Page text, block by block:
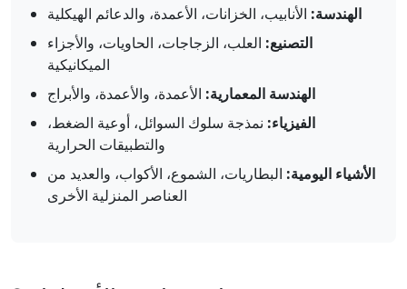
الهندسة: الأنابيب، الخزانات، الأعمدة، والدعائم الهيكلية
التصنيع: العلب، الزجاجات، الحاويات، والأجزاء
الميكانيكية
الهندسة المعمارية: الأعمدة، والأعمدة، والأبراج
الفيزياء: نمذجة سلوك السوائل، أوعية الضغط،
والتطبيقات الحرارية
الأشياء اليومية: البطاريات، الشموع، الأكواب، والعديد من
العناصر المنزلية الأخرى